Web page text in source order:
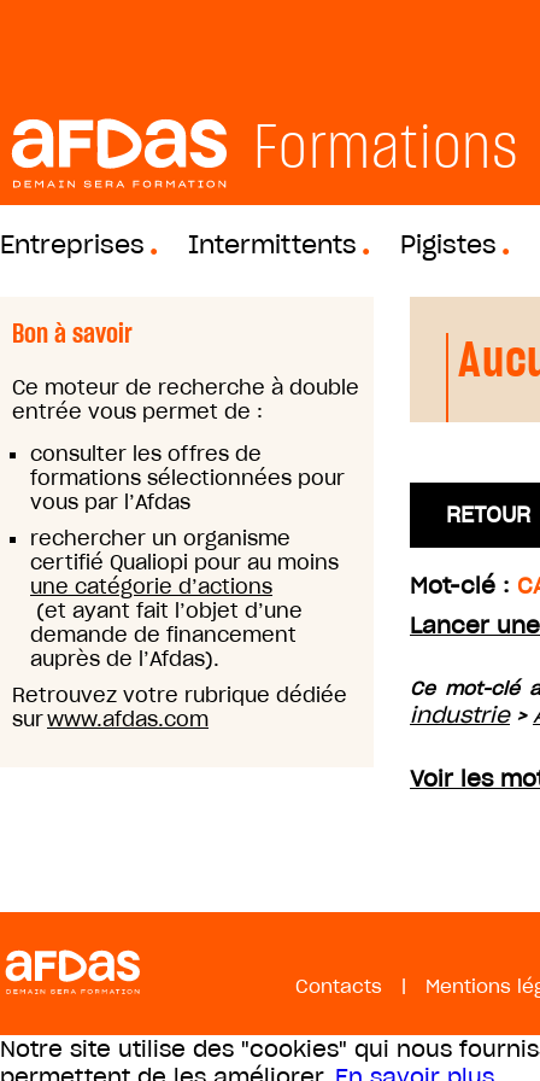
Formations
Entreprises Intermittents Pigistes
Bon à savoir
Ce moteur de recherche à double
entrée vous permet de :
consulter les offres de
formations sélectionnées pour
vous par l’Afdas
rechercher un organisme
certifié Qualiopi pour au moins
une catégorie d’actions
(et ayant fait l’objet d’une
demande de financement
auprès de l’Afdas).
Retrouvez votre rubrique dédiée
surwww.afdas.com
RETOUR
Mot-clé :
Lancer
Ce mot-clé
industrie>
Voir les
Contacts | Mentions
Notre site utilise des "cookies" qui nous